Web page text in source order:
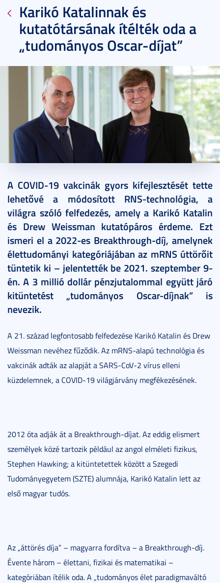
Karikó Katalinnak és
kutatótársának ítélték oda a
„tudományos Oscar-díjat”
A COVID-19 vakcinák gyors kifejlesztését tette
lehetővé a módosított RNS-technológia, a
világra szóló felfedezés, amely a Karikó Katalin
és Drew Weissman kutatópáros érdeme. Ezt
ismeri el a 2022-es Breakthrough-díj, amelynek
élettudományi kategóriájában az mRNS úttörőit
tüntetik ki – jelentették be 2021. szeptember 9-
én. A 3 millió dollár pénzjutalommal együtt járó
kitüntetést „tudományos Oscar-díjnak” is
nevezik.
A 21. század legfontosabb felfedezése Karikó Katalin és Drew
Weissman nevéhez fűződik. Az mRNS-alapú technológia és
vakcinák adták az alapját a SARS-CoV-2 vírus elleni
küzdelemnek, a COVID-19 világjárvány megfékezésének.
2012 óta adják át a Breakthrough-díjat. Az eddig elismert
személyek közé tartozik például az angol elméleti fizikus,
Stephen Hawking; a kitüntetettek között a Szegedi
Tudományegyetem (SZTE) alumnája, Karikó Katalin lett az
első magyar tudós.
Az „áttörés díja” – magyarra fordítva – a Breakthrough-díj.
Évente három – élettani, fizikai és matematikai –
kategóriában ítélik oda. A „tudományos élet paradigmaváltó